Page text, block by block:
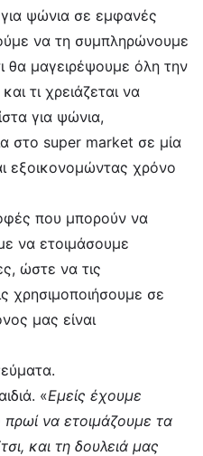
ψώνια σε εμφανές
να τη συμπληρώνουμε
θα μαγειρέψουμε όλη την
τι χρειάζεται να
για ψώνια,
στο super market σε μία
εξοικονομώντας χρόνο
που μπορούν να
να ετοιμάσουμε
ώστε να τις
χρησιμοποιήσουμε σε
μας είναι
«Εμείς έχουμε
πρωί να ετοιμάζουμε τα
και τη δουλειά μας